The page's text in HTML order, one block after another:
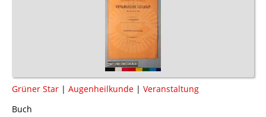
Grüner Star | Augenheilkunde | Veranstaltung
Buch